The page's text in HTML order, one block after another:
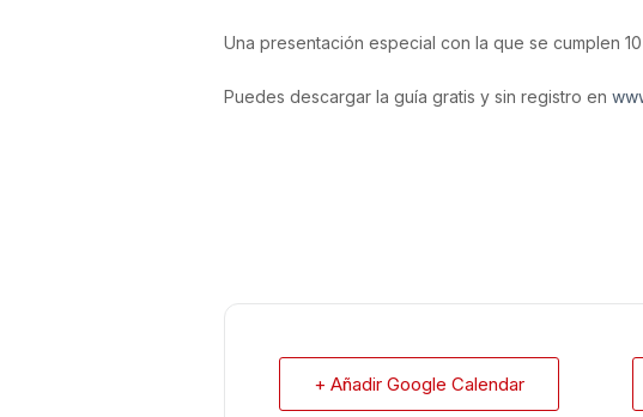
Una presentación especial con la que se cumplen
Puedes descargar la guía gratis y sin registro en
+ Añadir Google Calendar